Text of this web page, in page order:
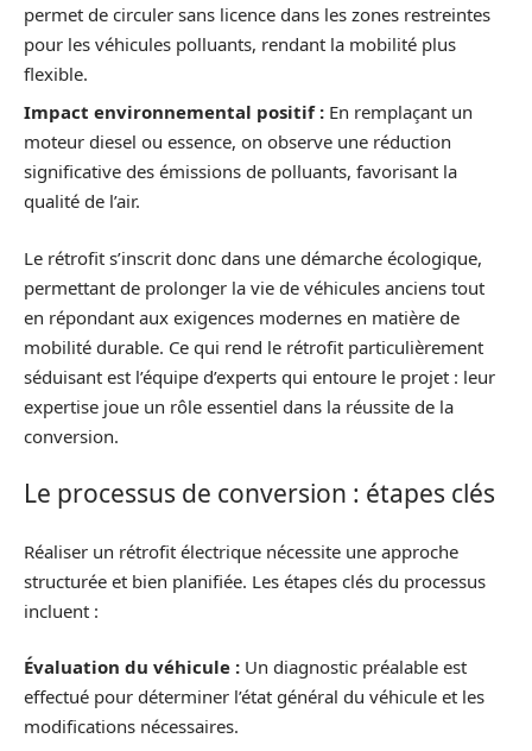
permet de circuler sans licence dans les zones restreintes
pour les véhicules polluants, rendant la mobilité plus
flexible.
Impact environnemental positif : En remplaçant un
moteur diesel ou essence, on observe une réduction
significative des émissions de polluants, favorisant la
qualité de l’air.
Le rétrofit s’inscrit donc dans une démarche écologique,
permettant de prolonger la vie de véhicules anciens tout
en répondant aux exigences modernes en matière de
mobilité durable. Ce qui rend le rétrofit particulièrement
séduisant est l’équipe d’experts qui entoure le projet : leur
expertise joue un rôle essentiel dans la réussite de la
conversion.
Le processus de conversion : étapes clés
Réaliser un rétrofit électrique nécessite une approche
structurée et bien planifiée. Les étapes clés du processus
incluent :
Évaluation du véhicule : Un diagnostic préalable est
effectué pour déterminer l’état général du véhicule et les
modifications nécessaires.